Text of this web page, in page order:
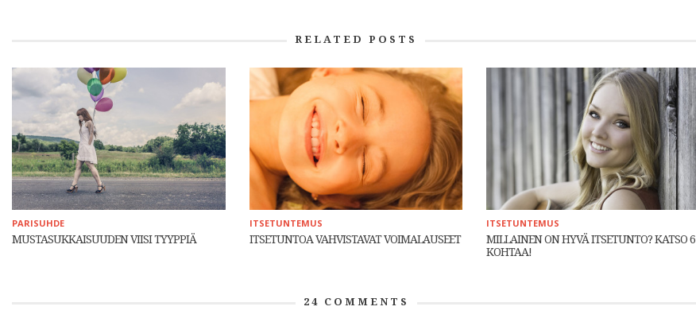
RELATED POSTS
PARISUHDE
MUSTASUKKAISUUDEN VIISI TYYPPIÄ
ITSETUNTEMUS
ITSETUNTOA VAHVISTAVAT VOIMALAUSEET
ITSETUNTEMUS
MILLAINEN ON HYVÄ ITSETUNTO? KATSO 6
KOHTAA!
24 COMMENTS